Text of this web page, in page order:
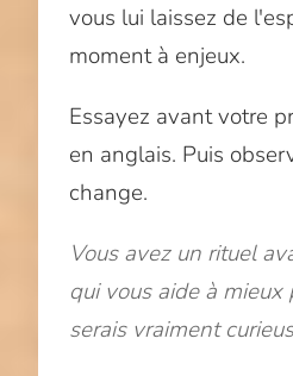
vous lui laissez de
moment à enjeux.
Essayez avant votre
en anglais. Puis
change.
Vous avez un rituel
qui vous aide à mieux
serais vraiment